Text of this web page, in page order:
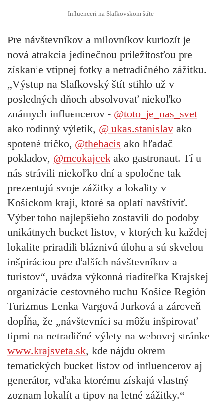
Influenceri na Slafkovskom štíte
Pre návštevníkov a milovníkov kuriozít je
nová atrakcia jedinečnou príležitosťou pre
získanie vtipnej fotky a netradičného zážitku.
„Výstup na Slafkovský štít stihlo už v
posledných dňoch absolvovať niekoľko
známych influencerov - @toto_je_nas_svet
ako rodinný výletik, @lukas.stanislav ako
spotené tričko, @thebacis ako hľadač
pokladov, @mcokajcek ako gastronaut. Tí u
nás strávili niekoľko dní a spoločne tak
prezentujú svoje zážitky a lokality v
Košickom kraji, ktoré sa oplatí navštíviť.
Výber toho najlepšieho zostavili do podoby
unikátnych bucket listov, v ktorých ku každej
lokalite priradili bláznivú úlohu a sú skvelou
inšpiráciou pre ďalších návštevníkov a
turistov“, uvádza výkonná riaditeľka Krajskej
organizácie cestovného ruchu Košice Región
Turizmus Lenka Vargová Jurková a zároveň
dopĺňa, že „návštevníci sa môžu inšpirovať
tipmi na netradičné výlety na webovej stránke
www.krajsveta.sk, kde nájdu okrem
tematických bucket listov od influencerov aj
generátor, vďaka ktorému získajú vlastný
zoznam lokalít a tipov na letné zážitky.“